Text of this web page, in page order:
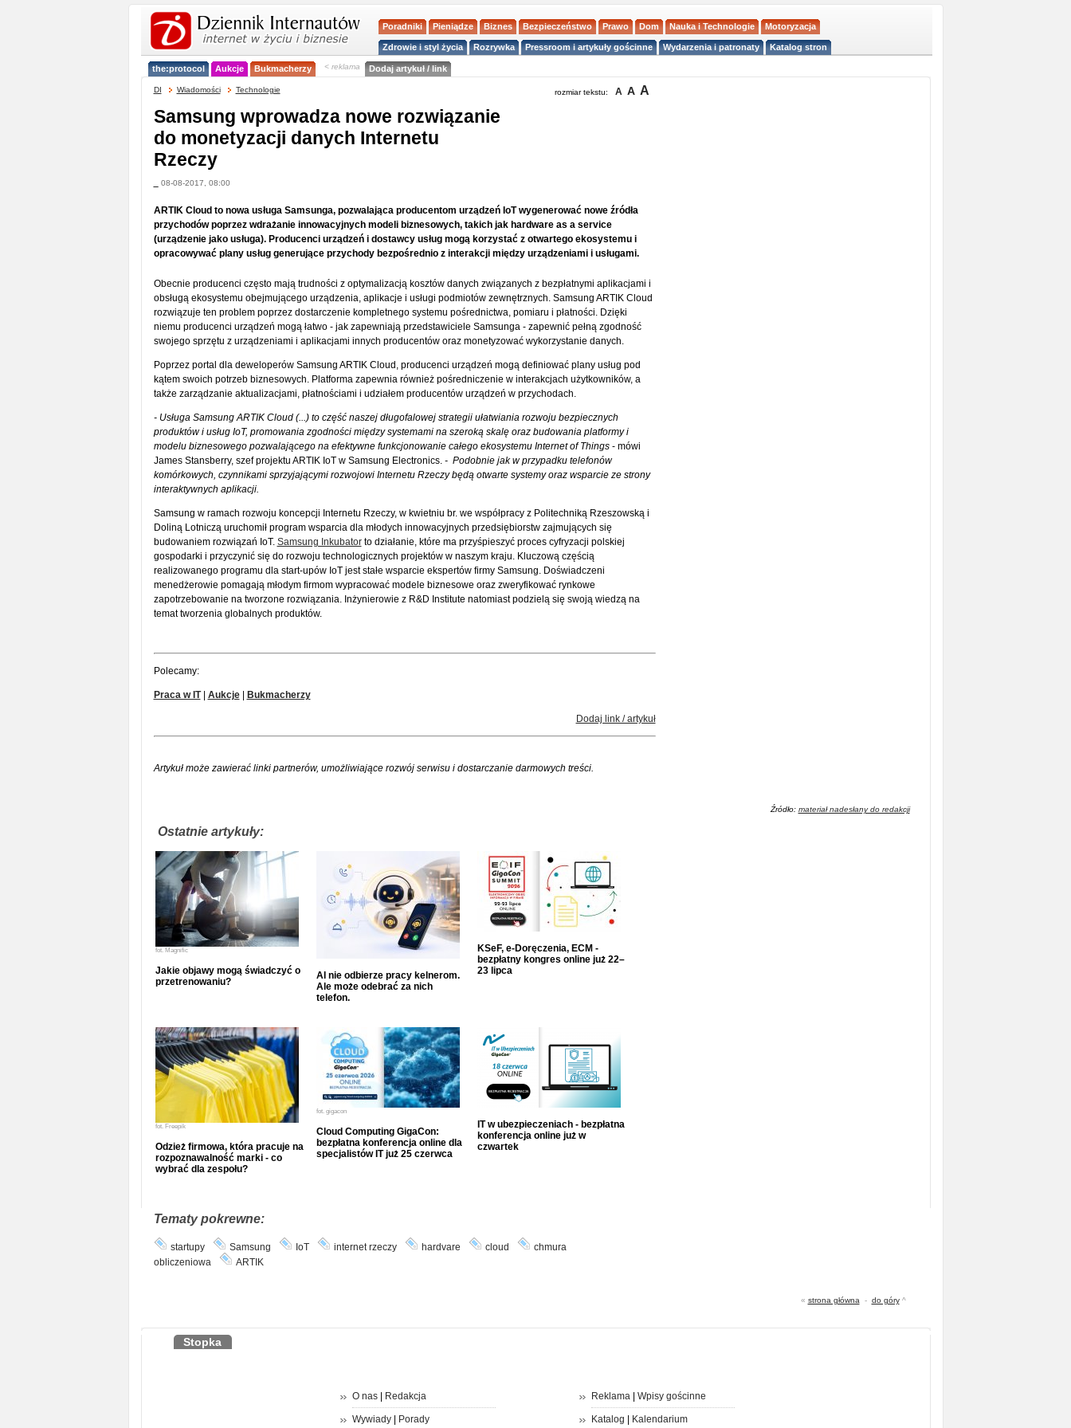
Poradniki Pieniądze Biznes Bezpieczeństwo Prawo Dom Nauka i Technologie Motoryzacja
Zdrowie i styl życia Rozrywka Pressroom i artykuły gościnne Wydarzenia i patronaty Katalog stron
the:protocol Aukcje Bukmacherzy < reklama Dodaj artykuł / link
DI Wiadomości Technologie rozmiar tekstu: A A A
Samsung wprowadza nowe rozwiązanie
do monetyzacji danych Internetu
Rzeczy
08-08-2017, 08:00
ARTIK Cloud to nowa usługa Samsunga, pozwalająca producentom urządzeń IoT wygenerować nowe źródła
przychodów poprzez wdrażanie innowacyjnych modeli biznesowych, takich jak hardware as a service
(urządzenie jako usługa). Producenci urządzeń i dostawcy usług mogą korzystać z otwartego ekosystemu i
opracowywać plany usług generujące przychody bezpośrednio z interakcji między urządzeniami i usługami.
Obecnie producenci często mają trudności z optymalizacją kosztów danych związanych z bezpłatnymi aplikacjami i
obsługą ekosystemu obejmującego urządzenia, aplikacje i usługi podmiotów zewnętrznych. Samsung ARTIK Cloud
rozwiązuje ten problem poprzez dostarczenie kompletnego systemu pośrednictwa, pomiaru i płatności. Dzięki
niemu producenci urządzeń mogą łatwo - jak zapewniają przedstawiciele Samsunga - zapewnić pełną zgodność
swojego sprzętu z urządzeniami i aplikacjami innych producentów oraz monetyzować wykorzystanie danych.
Poprzez portal dla deweloperów Samsung ARTIK Cloud, producenci urządzeń mogą definiować plany usług pod
kątem swoich potrzeb biznesowych. Platforma zapewnia również pośredniczenie w interakcjach użytkowników, a
także zarządzanie aktualizacjami, płatnościami i udziałem producentów urządzeń w przychodach.
- Usługa Samsung ARTIK Cloud (...) to część naszej długofalowej strategii ułatwiania rozwoju bezpiecznych
produktów i usług IoT, promowania zgodności między systemami na szeroką skalę oraz budowania platformy i
modelu biznesowego pozwalającego na efektywne funkcjonowanie całego ekosystemu Internet of Things - mówi
James Stansberry, szef projektu ARTIK IoT w Samsung Electronics.- Podobnie jak w przypadku telefonów
komórkowych, czynnikami sprzyjającymi rozwojowi Internetu Rzeczy będą otwarte systemy oraz wsparcie ze strony
interaktywnych aplikacji.
Samsung w ramach rozwoju koncepcji Internetu Rzeczy, w kwietniu br. we współpracy z Politechniką Rzeszowską i
Doliną Lotniczą uruchomił program wsparcia dla młodych innowacyjnych przedsiębiorstw zajmujących się
budowaniem rozwiązań IoT. Samsung Inkubatorto działanie, które ma przyśpieszyć proces cyfryzacji polskiej
gospodarki i przyczynić się do rozwoju technologicznych projektów w naszym kraju. Kluczową częścią
realizowanego programu dla start-upów IoT jest stałe wsparcie ekspertów firmy Samsung. Doświadczeni
menedżerowie pomagają młodym firmom wypracować modele biznesowe oraz zweryfikować rynkowe
zapotrzebowanie na tworzone rozwiązania. Inżynierowie z R&D Institute natomiast podzielą się swoją wiedzą na
temat tworzenia globalnych produktów.
Polecamy:
Praca w IT| Aukcje| Bukmacherzy
Dodaj link / artykuł
Artykuł może zawierać linki partnerów, umożliwiające rozwój serwisu i dostarczanie darmowych treści.
Źródło: materiał nadesłany do redakcji
Ostatnie artykuły:
fot. Magnific
Jakie objawy mogą świadczyć o
przetrenowaniu?
AI nie odbierze pracy kelnerom.
Ale może odebrać za nich
telefon.
KSeF, e-Doręczenia, ECM -
bezpłatny kongres online już 22–
23 lipca
fot. Freepik
Odzież firmowa, która pracuje na
rozpoznawalność marki - co
wybrać dla zespołu?
fot. gigacon
Cloud Computing GigaCon:
bezpłatna konferencja online dla
specjalistów IT już 25 czerwca
IT w ubezpieczeniach - bezpłatna
konferencja online już w
czwartek
Tematy pokrewne:
startupy Samsung IoT internet rzeczy hardvare cloud
chmura
obliczeniowa
ARTIK
« strona główna - do góry^
Stopka
O nas| Redakcja
Wywiady| Porady
Reklama| Wpisy gościnne
Katalog Kalendarium